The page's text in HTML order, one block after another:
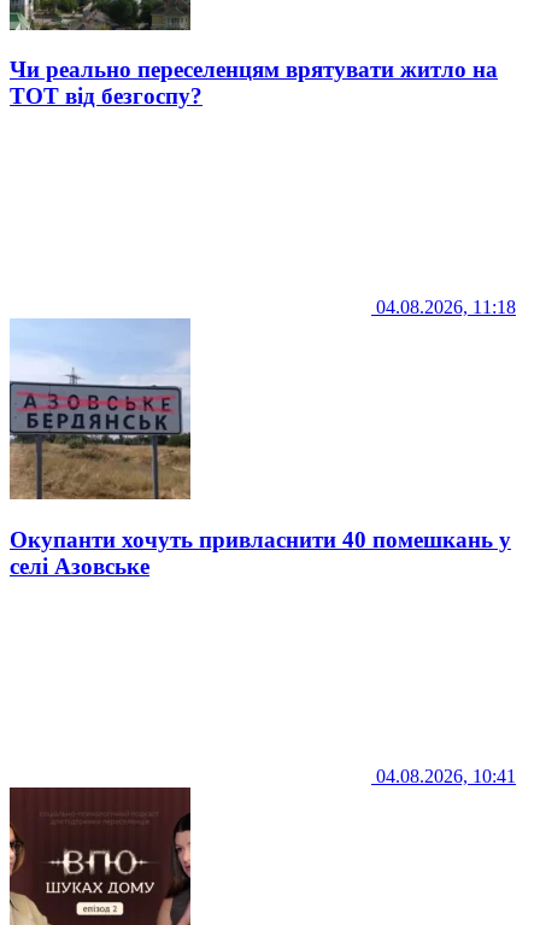
Чи реально переселенцям врятувати житло на
ТОТ від безгоспу?
04.08.2026, 11:18
Окупанти хочуть привласнити 40 помешкань у
селі Азовське
04.08.2026, 10:41